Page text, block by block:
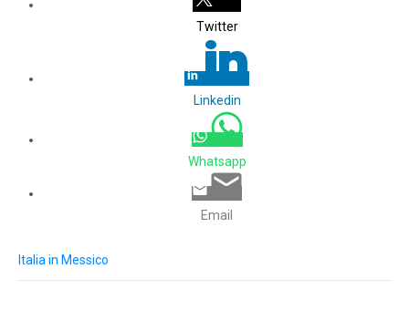
Twitter
Linkedin
Whatsapp
Email
Italia in Messico